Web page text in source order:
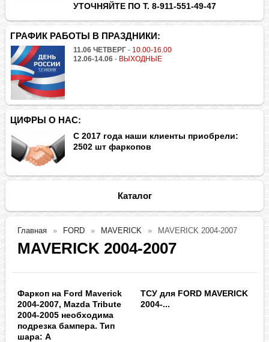
УТОЧНЯЙТЕ ПО Т. 8-911-551-49-47
ГРАФИК РАБОТЫ В ПРАЗДНИКИ:
11.06 ЧЕТВЕРГ - 10.00-16.00
12.06-14.06 - ВЫХОДНЫЕ
ЦИФРЫ О НАС:
С 2017 года наши клиенты приобрели:
2502 шт фаркопов
Каталог
Главная FORD MAVERICK MAVERICK 2004-2007
MAVERICK 2004-2007
Фаркоп на Ford Maverick
2004-2007, Mazda Tribute
2004-2005 необходима
подрезка бампера. Тип
шара: A
ТСУ для FORD MAVERICK
2004-...